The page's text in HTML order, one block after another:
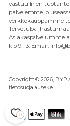
vastuullinen
palvelemme jo
verkkokauppamme
Tervetuloa
Asiakaspalvelumme
klo 9-13. Email:
Copyright © 2026,
tietosuojalauseke
0